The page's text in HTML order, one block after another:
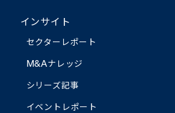
インサイト
セクターレポート
M&Aナレッジ
シリーズ記事
イベントレポート